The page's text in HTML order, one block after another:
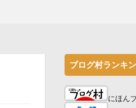
ブログ村ランキ
にほん